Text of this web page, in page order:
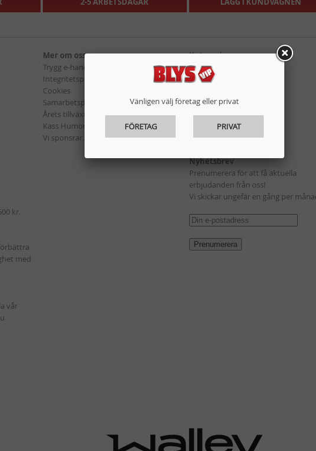
kr.
med
vår
Mer om oss:
Trygg e-handel
Integritetspolicy
Cookies
Samarbetspartners
Årets tillväxtbolag i Lidköping 2015!
Kass Humor hos Blys VIP
Vi sponsrar Andreas Wernersson!
Kategorier:
Maskiner & Verktyg
Fordon & Garage
Hem & Fritid
Förbrukning
Presenter
Kampanj
Nyhetsbrev
Prenumerera för att få aktuella
erbjudanden från oss!
Vi skickar ungefär en gång per
Vänligen välj företag eller privat
FÖRETAG PRIVAT